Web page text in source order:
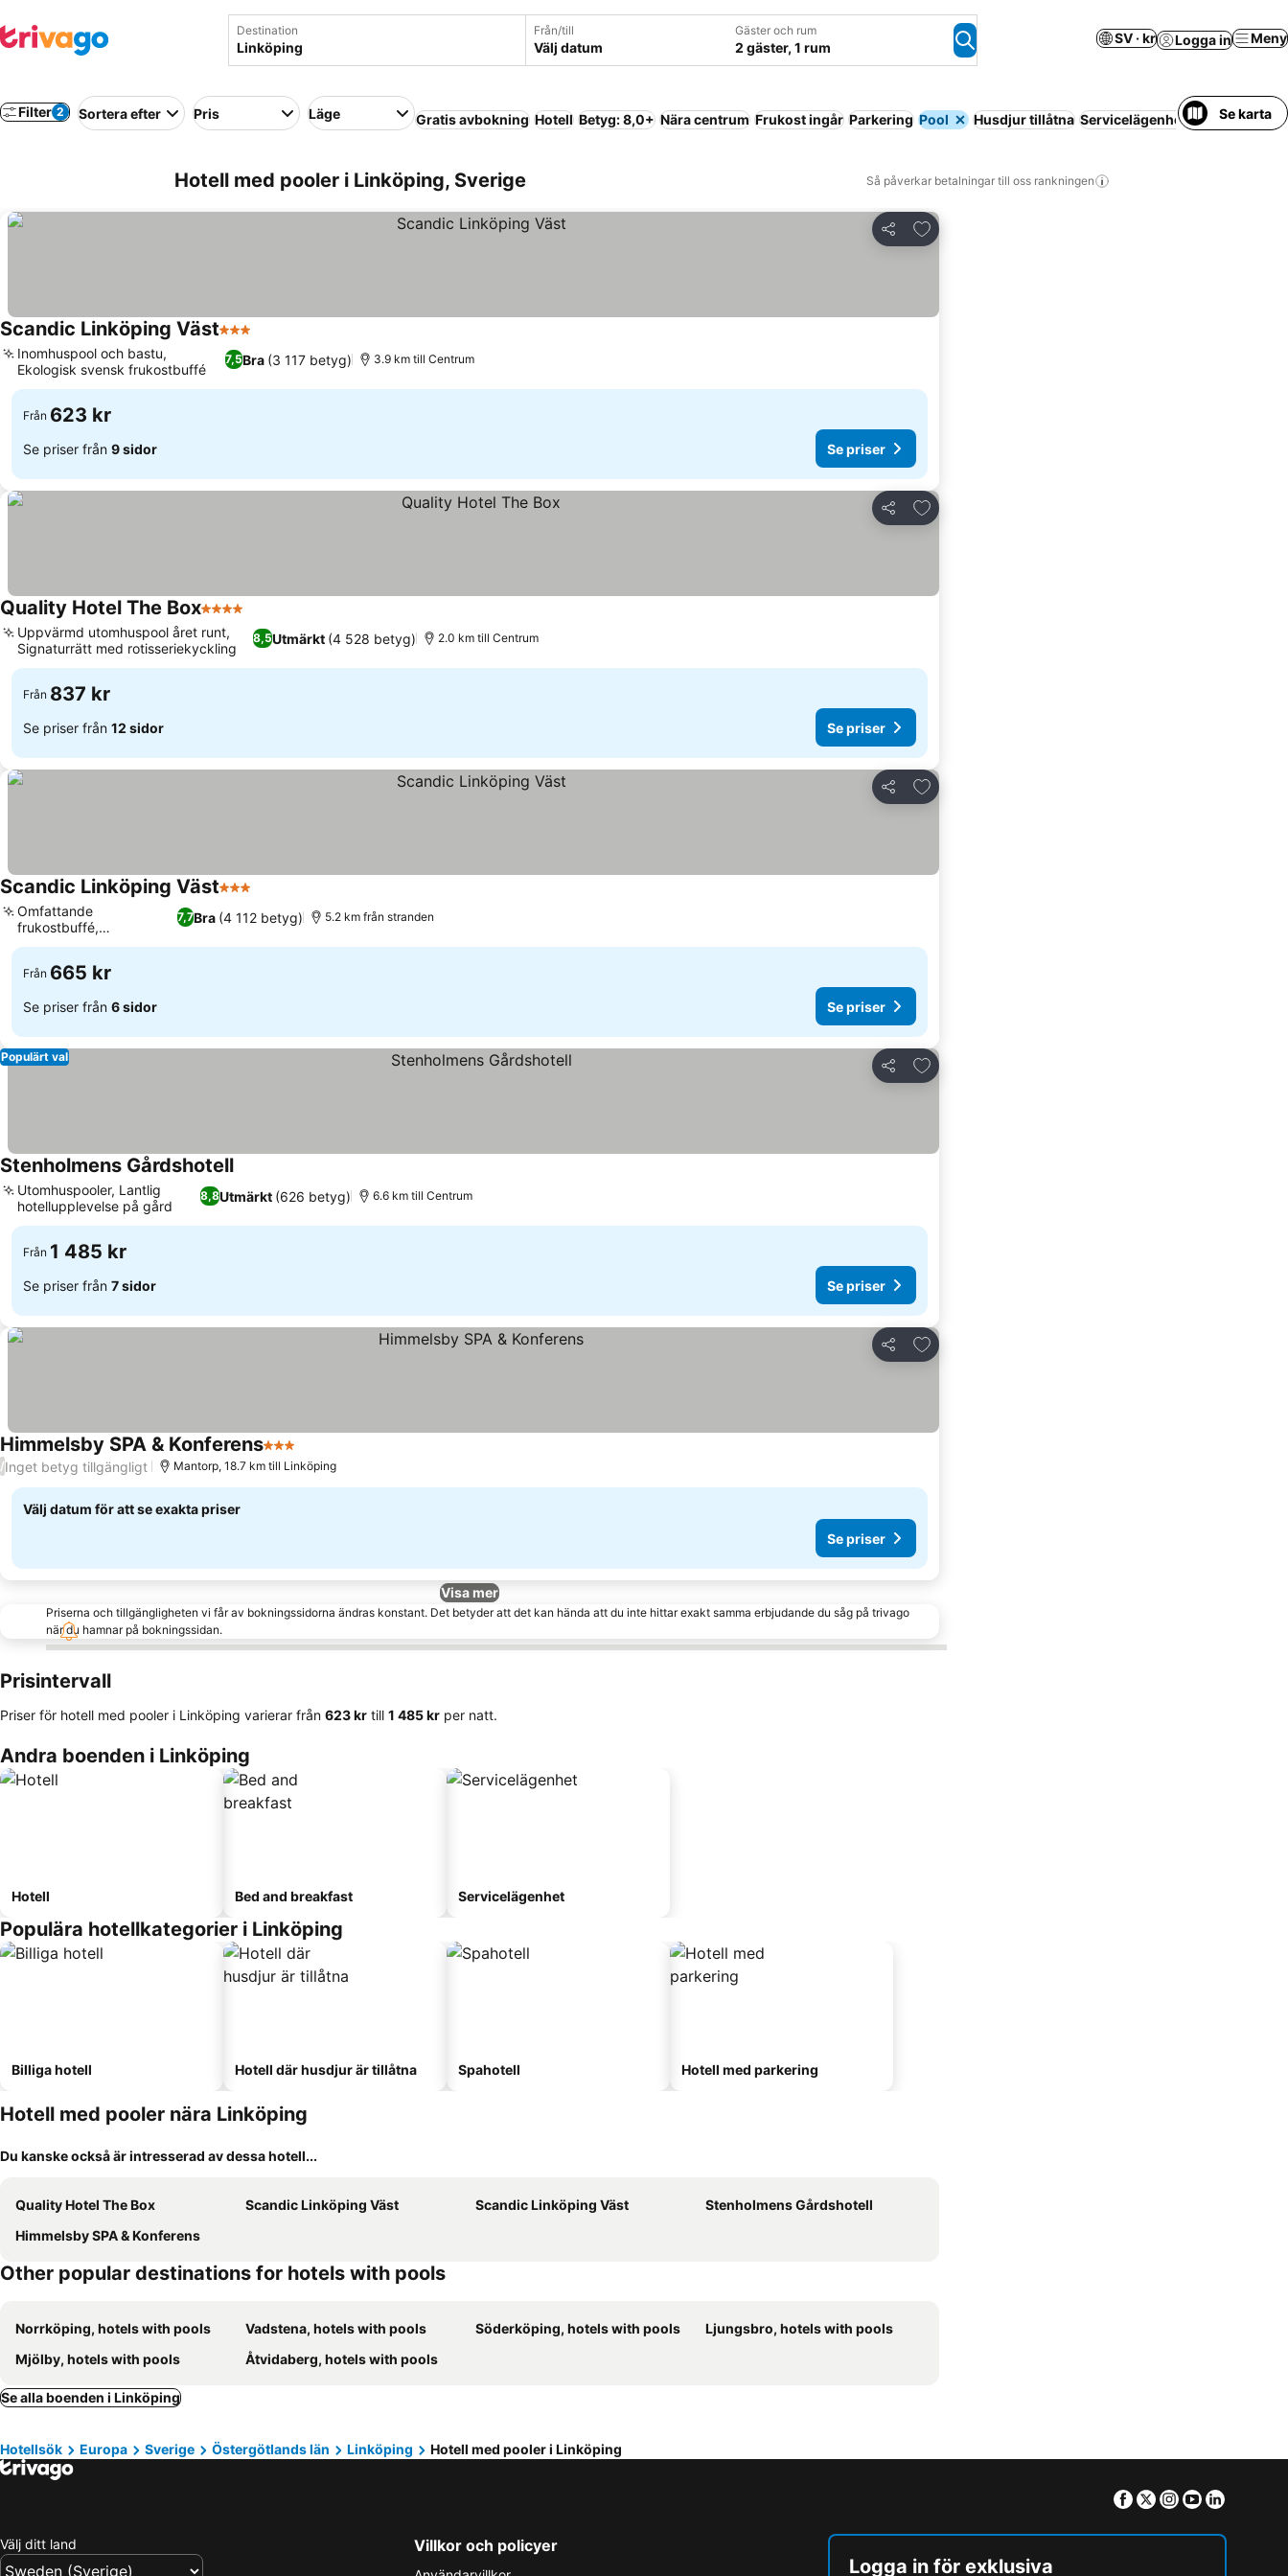
Destination Från/till
Välj datum
Gäster och rum
2 gäster, 1 rum
SV · kr Logga in Meny
Filter 2 Sortera efter Pris Läge Gratis avbokning Hotell Betyg: 8,0+ Nära centrum Frukost ingår Parkering Pool Husdjur tillåtna Servicelägenhet Spa Se karta
Hotell med pooler i Linköping, Sverige Så påverkar betalningar till oss rankningen
Dela
Lägg till i Mina Favoriter
Scandic Linköping Väst3 Stjärnor
7,5Bra (3 117 betyg)
Inomhuspool och bastu,
Ekologisk svensk frukostbuffé
3.9 km till Centrum
Från 623 kr
Se priser från 9 sidor Se priser
Dela
Lägg till i Mina Favoriter
Quality Hotel The Box4 Stjärnor
8,5Utmärkt (4 528 betyg)
Uppvärmd utomhuspool året runt,
Signaturrätt med rotisseriekyckling
2.0 km till Centrum
Från 837 kr
Se priser från 12 sidor Se priser
Dela
Lägg till i Mina Favoriter
Scandic Linköping Väst3 Stjärnor
7,7Bra (4 112 betyg)
Omfattande
frukostbuffé,
Inomhuspool
5.2 km från stranden
Från 665 kr
Se priser från 6 sidor Se priser
Dela
Lägg till i Mina Favoriter
Populärt val
Stenholmens GårdshotellSe priser
8,8Utmärkt (626 betyg)
Utomhuspooler, Lantlig
hotellupplevelse på gård
6.6 km till Centrum
Från 1 485 kr
Se priser från 7 sidor Se priser
Dela
Lägg till i Mina Favoriter
Himmelsby SPA & Konferens3 Stjärnor
/Inget betyg tillgängligt Mantorp, 18.7 km till Linköping
Välj datum för att se exakta priser
Se priser
Visa mer
Priserna och tillgängligheten vi får av bokningssidorna ändras konstant. Det betyder att det kan hända att du inte hittar exakt samma erbjudande du såg på trivago
när du hamnar på bokningssidan.
Prisintervall
Priser för hotell med pooler i Linköping varierar från ‎623 kr till ‎1 485 kr per natt.
Andra boenden i Linköping
Hotell Bed and breakfast Servicelägenhet
Populära hotellkategorier i Linköping
Billiga hotell Hotell där husdjur är tillåtna Spahotell Hotell med parkering
Hotell med pooler nära Linköping
Du kanske också är intresserad av dessa hotell...
Quality Hotel The Box Scandic Linköping Väst Scandic Linköping Väst
Stenholmens Gårdshotell
Himmelsby SPA & Konferens
Other popular destinations for hotels with pools
Norrköping, hotels with pools Vadstena, hotels with pools Söderköping, hotels with pools
Ljungsbro, hotels with pools
Mjölby, hotels with pools
Åtvidaberg, hotels with pools
Se alla boenden i Linköping
Hotellsök Europa Sverige Östergötlands län Linköping Hotell med pooler i Linköping
Facebook
TwitterInstagram
Youtube
Välj ditt land Villkor och policyer
Logga in för exklusiva